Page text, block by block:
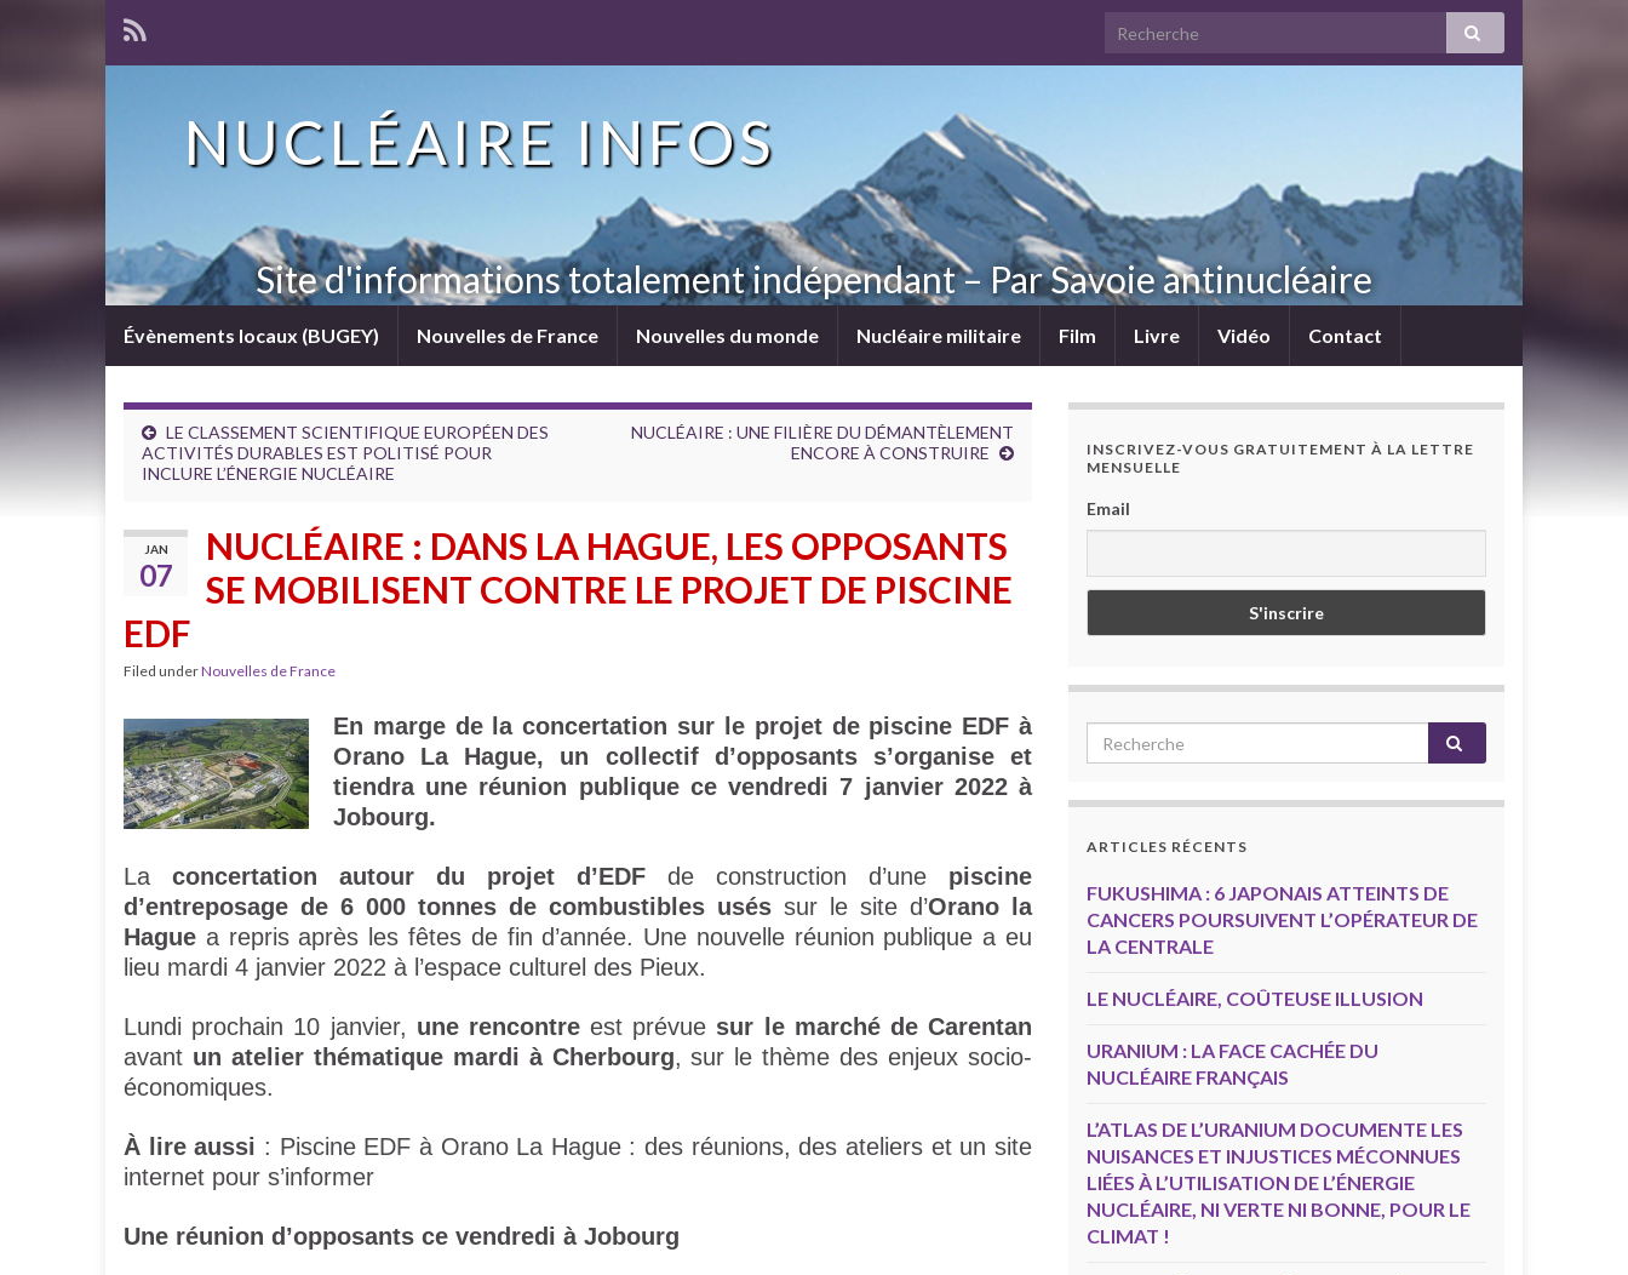
NUCLÉAIRE INFOS
Site d'informations totalement indépendant – Par Savoie antinucléaire
Évènements locaux (BUGEY) Nouvelles de France Nouvelles du monde Nucléaire militaire Film Livre Vidéo Contact
LE CLASSEMENT SCIENTIFIQUE EUROPÉEN DES
ACTIVITÉS DURABLES EST POLITISÉ POUR
INCLURE L’ÉNERGIE NUCLÉAIRE
NUCLÉAIRE : UNE FILIÈRE DU DÉMANTÈLEMENT
ENCORE À CONSTRUIRE
JAN
07
NUCLÉAIRE : DANS LA HAGUE, LES OPPOSANTS
SE MOBILISENT CONTRE LE PROJET DE PISCINE
EDF
Filed underNouvelles de France
En marge de la concertation sur le projet de piscine EDF à
Orano La Hague, un collectif d’opposants s’organise et
tiendra une réunion publique ce vendredi 7 janvier 2022 à
Jobourg.
La concertation autour du projet d’EDF de construction d’une piscine
d’entreposage de 6 000 tonnes de combustibles usés sur le site d’Orano la
Hague a repris après les fêtes de fin d’année. Une nouvelle réunion publique a eu
lieu mardi 4 janvier 2022 à l’espace culturel des Pieux.
Lundi prochain 10 janvier, une rencontreest prévue sur le marché de Carentan
avant un atelier thématique mardi à Cherbourg, sur le thème des enjeux socio-
économiques.
À lire aussi : Piscine EDF à Orano La Hague : des réunions, des ateliers et un site
internet pour s’informer
Une réunion d’opposants ce vendredi à Jobourg
INSCRIVEZ-VOUS GRATUITEMENT À LA LETTRE
MENSUELLE
Email
ARTICLES RÉCENTS
FUKUSHIMA : 6 JAPONAIS ATTEINTS DE
CANCERS POURSUIVENT L’OPÉRATEUR DE
LA CENTRALE
LE NUCLÉAIRE, COÛTEUSE ILLUSION
URANIUM : LA FACE CACHÉE DU
NUCLÉAIRE FRANÇAIS
L’ATLAS DE L’URANIUM DOCUMENTE LES
NUISANCES ET INJUSTICES MÉCONNUES
LIÉES À L’UTILISATION DE L’ÉNERGIE
NUCLÉAIRE, NI VERTE NI BONNE, POUR LE
CLIMAT !